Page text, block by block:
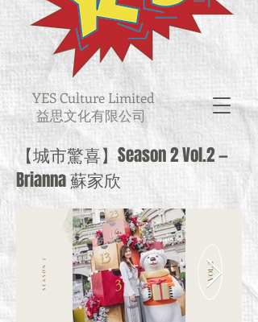
YES Culture Limited
益思文化有限公司
【城市驚喜】Season 2 Vol.2 —
Brianna 蘇家欣